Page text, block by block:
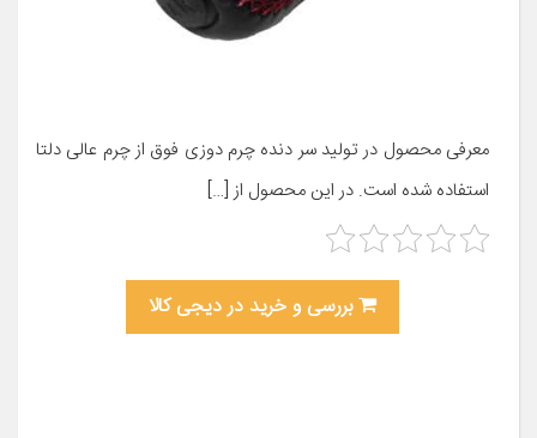
معرفی محصول در تولید سر دنده چرم دوزی فوق از چرم عالی دلتا
استفاده شده است. در این محصول از […]
بررسی و خرید در دیجی کالا